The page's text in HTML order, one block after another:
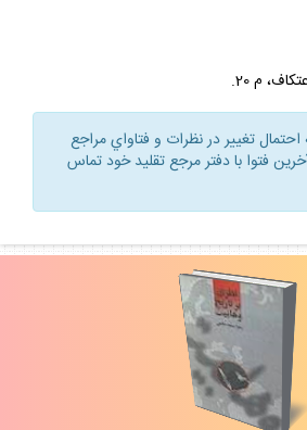
م 20.
احتمال تغيير در نظرات و فتاواي مراجع
فتوا با دفتر مرجع تقليد خود تماس